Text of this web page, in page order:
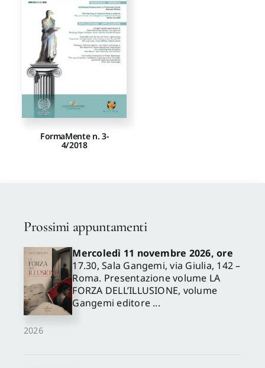
Proposte di pubblicazione
Gangemi Editore
Newsletter
FormaMente n. 3-
4/2018
Prossimi appuntamenti
2026
Mercoledì 11 novembre 2026, ore
17.30, Sala Gangemi, via Giulia, 142 –
Roma. Presentazione volume LA
FORZA DELL’ILLUSIONE, volume
Gangemi editore ...